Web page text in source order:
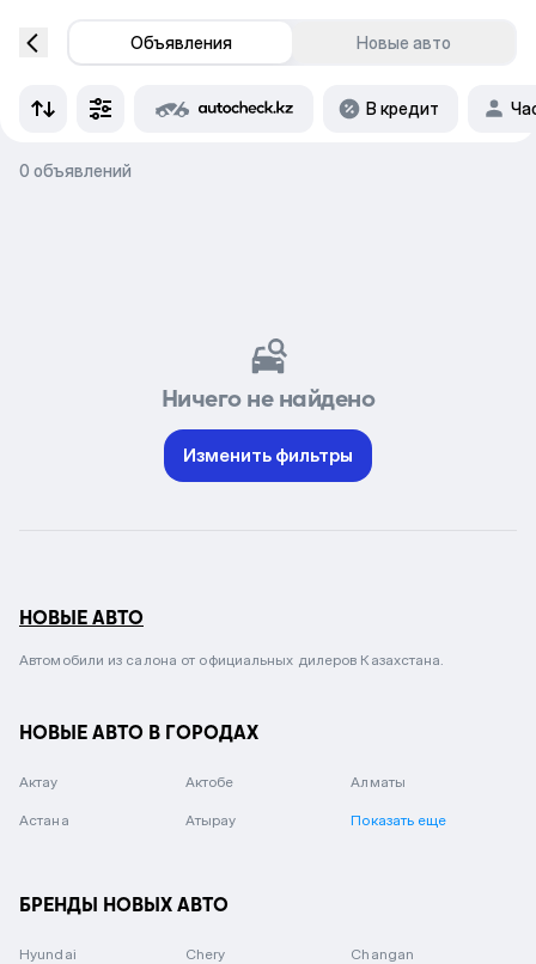
Объявления Новые авто
В кредит
0 объявлений
Ничего не найдено
Изменить фильтры
НОВЫЕ АВТО
Автомобили из салона от официальных дилеров Казахстана.
НОВЫЕ АВТО В ГОРОДАХ
Актау Актобе Алматы
Астана Атырау Показать еще
БРЕНДЫ НОВЫХ АВТО
Hyundai Chery Changan